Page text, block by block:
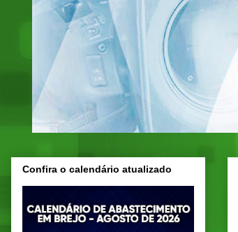
Confira o calendário atualizado